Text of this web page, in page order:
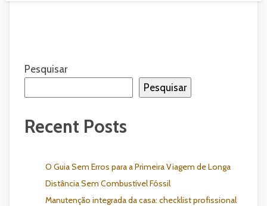
Pesquisar
Pesquisar
Recent Posts
O Guia Sem Erros para a Primeira Viagem de Longa
Distância Sem Combustível Fóssil
Manutenção integrada da casa: checklist profissional